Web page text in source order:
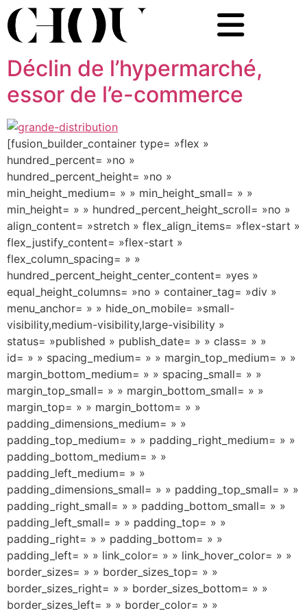
Déclin de l’hypermarché,
essor de l’e-commerce
[fusion_builder_container type= »flex »
hundred_percent= »no »
hundred_percent_height= »no »
min_height_medium= » » min_height_small= » »
min_height= » » hundred_percent_height_scroll= »no »
align_content= »stretch » flex_align_items= »flex-start »
flex_justify_content= »flex-start »
flex_column_spacing= » »
hundred_percent_height_center_content= »yes »
equal_height_columns= »no » container_tag= »div »
menu_anchor= » » hide_on_mobile= »small-
visibility,medium-visibility,large-visibility »
status= »published » publish_date= » » class= » »
id= » » spacing_medium= » » margin_top_medium= » »
margin_bottom_medium= » » spacing_small= » »
margin_top_small= » » margin_bottom_small= » »
margin_top= » » margin_bottom= » »
padding_dimensions_medium= » »
padding_top_medium= » » padding_right_medium= » »
padding_bottom_medium= » »
padding_left_medium= » »
padding_dimensions_small= » » padding_top_small= » »
padding_right_small= » » padding_bottom_small= » »
padding_left_small= » » padding_top= » »
padding_right= » » padding_bottom= » »
padding_left= » » link_color= » » link_hover_color= » »
border_sizes= » » border_sizes_top= » »
border_sizes_right= » » border_sizes_bottom= » »
border_sizes_left= » » border_color= » »